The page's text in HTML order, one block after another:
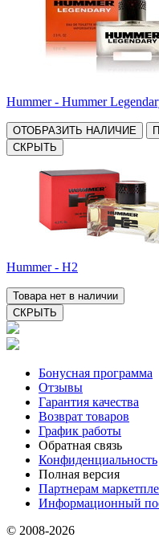
Hummer - Hummer
ОТОБРАЗИТЬ НАЛИЧИЕ
СКРЫТЬ
Hummer - H2
Товара нет в наличии
СКРЫТЬ
Бонусная программа
Отзывы
Гарантия качества
Возврат товаров
График работы
Обратная связь
Конфиденциальность
Полная версия
Партнерам
Информационный
© 2008-2026